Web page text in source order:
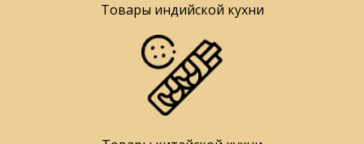
Товары индийской кухни